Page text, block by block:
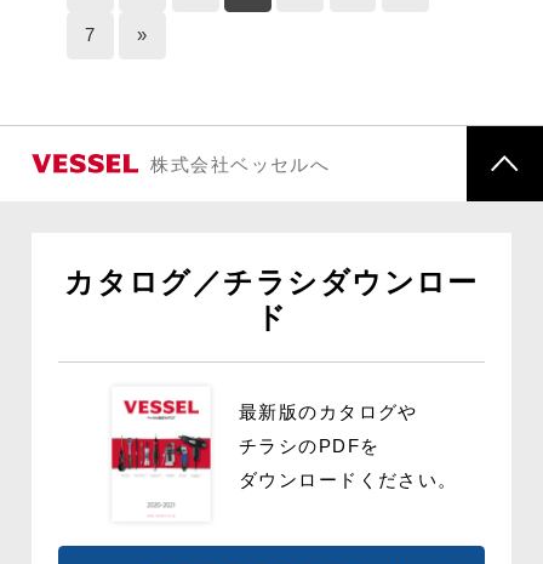
7 »
株式会社ベッセルへ
カタログ／チラシダウンロー
ド
最新版のカタログや
チラシのPDFを
ダウンロードください。